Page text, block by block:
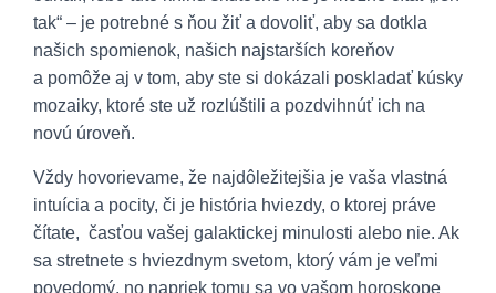
tak“ – je potrebné s ňou žiť a dovoliť, aby sa dotkla
našich spomienok, našich najstarších koreňov
a pomôže aj v tom, aby ste si dokázali poskladať kúsky
mozaiky, ktoré ste už rozlúštili a pozdvihnúť ich na
novú úroveň.
Vždy hovorievame, že najdôležitejšia je vaša vlastná
intuícia a pocity, či je história hviezdy, o ktorej práve
čítate, časťou vašej galaktickej minulosti alebo nie. Ak
sa stretnete s hviezdnym svetom, ktorý vám je veľmi
povedomý, no napriek tomu sa vo vašom horoskope